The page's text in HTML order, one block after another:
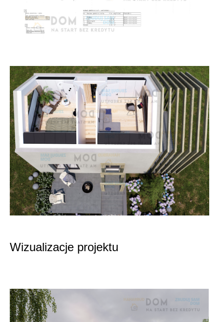
Wizualizacje projektu